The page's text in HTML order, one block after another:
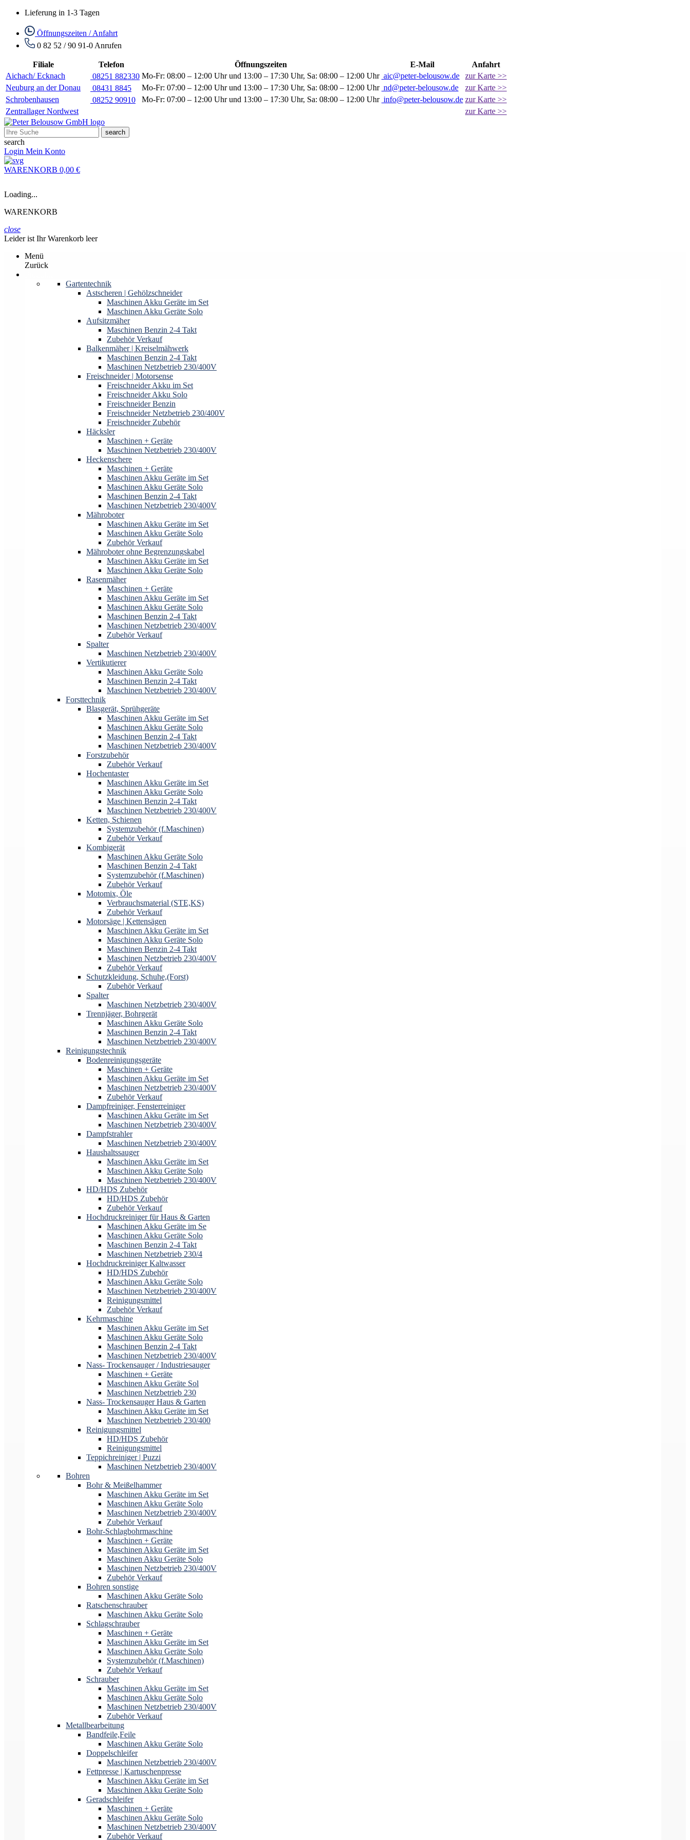
Lieferung in 1-3 Tagen
Öffnungszeiten / Anfahrt
0 82 52 / 90 91-0 Anrufen
Filiale Telefon Öffnungszeiten E-Mail
Anfahrt
Aichach/ Ecknach
08251 882330 Mo-Fr: 08:00 – 12:00 Uhr und 13:00 – 17:30 Uhr, Sa: 08:00 – 12:00 Uhr aic@peter-belousow.de
zur Karte >>
Neuburg an der Donau
08431 8845 Mo-Fr: 07:00 – 12:00 Uhr und 13:00 – 17:30 Uhr, Sa: 08:00 – 12:00 Uhr nd@peter-belousow.de
zur Karte >>
Schrobenhausen
08252 90910 Mo-Fr: 07:00 – 12:00 Uhr und 13:00 – 17:30 Uhr, Sa: 08:00 – 12:00 Uhr info@peter-belousow.de zur Karte >>
Zentrallager Nordwest
zur Karte >>
search
search
Login Mein Konto
WARENKORB 0,00 €
Loading...
WARENKORB
close
Leider ist Ihr Warenkorb leer
Menü
Zurück
Gartentechnik
Astscheren | Gehölzschneider
Maschinen Akku Geräte im Set
Maschinen Akku Geräte Solo
Aufsitzmäher
Maschinen Benzin 2-4 Takt
Zubehör Verkauf
Balkenmäher | Kreiselmähwerk
Maschinen Benzin 2-4 Takt
Maschinen Netzbetrieb 230/400V
Freischneider | Motorsense
Freischneider Akku im Set
Freischneider Akku Solo
Freischneider Benzin
Freischneider Netzbetrieb 230/400V
Freischneider Zubehör
Häcksler
Maschinen + Geräte
Maschinen Netzbetrieb 230/400V
Heckenschere
Maschinen + Geräte
Maschinen Akku Geräte im Set
Maschinen Akku Geräte Solo
Maschinen Benzin 2-4 Takt
Maschinen Netzbetrieb 230/400V
Mähroboter
Maschinen Akku Geräte im Set
Maschinen Akku Geräte Solo
Zubehör Verkauf
Mähroboter ohne Begrenzungskabel
Maschinen Akku Geräte im Set
Maschinen Akku Geräte Solo
Rasenmäher
Maschinen + Geräte
Maschinen Akku Geräte im Set
Maschinen Akku Geräte Solo
Maschinen Benzin 2-4 Takt
Maschinen Netzbetrieb 230/400V
Zubehör Verkauf
Spalter
Maschinen Netzbetrieb 230/400V
Vertikutierer
Maschinen Akku Geräte Solo
Maschinen Benzin 2-4 Takt
Maschinen Netzbetrieb 230/400V
Forsttechnik
Blasgerät, Sprühgeräte
Maschinen Akku Geräte im Set
Maschinen Akku Geräte Solo
Maschinen Benzin 2-4 Takt
Maschinen Netzbetrieb 230/400V
Forstzubehör
Zubehör Verkauf
Hochentaster
Maschinen Akku Geräte im Set
Maschinen Akku Geräte Solo
Maschinen Benzin 2-4 Takt
Maschinen Netzbetrieb 230/400V
Ketten, Schienen
Systemzubehör (f.Maschinen)
Zubehör Verkauf
Kombigerät
Maschinen Akku Geräte Solo
Maschinen Benzin 2-4 Takt
Systemzubehör (f.Maschinen)
Zubehör Verkauf
Motomix, Öle
Verbrauchsmaterial (STE,KS)
Zubehör Verkauf
Motorsäge | Kettensägen
Maschinen Akku Geräte im Set
Maschinen Akku Geräte Solo
Maschinen Benzin 2-4 Takt
Maschinen Netzbetrieb 230/400V
Zubehör Verkauf
Schutzkleidung, Schuhe,(Forst)
Zubehör Verkauf
Spalter
Maschinen Netzbetrieb 230/400V
Trennjäger, Bohrgerät
Maschinen Akku Geräte Solo
Maschinen Benzin 2-4 Takt
Maschinen Netzbetrieb 230/400V
Reinigungstechnik
Bodenreinigungsgeräte
Maschinen + Geräte
Maschinen Akku Geräte im Set
Maschinen Netzbetrieb 230/400V
Zubehör Verkauf
Dampfreiniger, Fensterreiniger
Maschinen Akku Geräte im Set
Maschinen Netzbetrieb 230/400V
Dampfstrahler
Maschinen Netzbetrieb 230/400V
Haushaltssauger
Maschinen Akku Geräte im Set
Maschinen Akku Geräte Solo
Maschinen Netzbetrieb 230/400V
HD/HDS Zubehör
HD/HDS Zubehör
Zubehör Verkauf
Hochdruckreiniger für Haus & Garten
Maschinen Akku Geräte im Se
Maschinen Akku Geräte Solo
Maschinen Benzin 2-4 Takt
Maschinen Netzbetrieb 230/4
Hochdruckreiniger Kaltwasser
HD/HDS Zubehör
Maschinen Akku Geräte Solo
Maschinen Netzbetrieb 230/400V
Reinigungsmittel
Zubehör Verkauf
Kehrmaschine
Maschinen Akku Geräte im Set
Maschinen Akku Geräte Solo
Maschinen Benzin 2-4 Takt
Maschinen Netzbetrieb 230/400V
Nass- Trockensauger / Industriesauger
Maschinen + Geräte
Maschinen Akku Geräte Sol
Maschinen Netzbetrieb 230
Nass- Trockensauger Haus & Garten
Maschinen Akku Geräte im Set
Maschinen Netzbetrieb 230/400
Reinigungsmittel
HD/HDS Zubehör
Reinigungsmittel
Teppichreiniger | Puzzi
Maschinen Netzbetrieb 230/400V
Bohren
Bohr & Meißelhammer
Maschinen Akku Geräte im Set
Maschinen Akku Geräte Solo
Maschinen Netzbetrieb 230/400V
Zubehör Verkauf
Bohr-Schlagbohrmaschine
Maschinen + Geräte
Maschinen Akku Geräte im Set
Maschinen Akku Geräte Solo
Maschinen Netzbetrieb 230/400V
Zubehör Verkauf
Bohren sonstige
Maschinen Akku Geräte Solo
Ratschenschrauber
Maschinen Akku Geräte Solo
Schlagschrauber
Maschinen + Geräte
Maschinen Akku Geräte im Set
Maschinen Akku Geräte Solo
Systemzubehör (f.Maschinen)
Zubehör Verkauf
Schrauber
Maschinen Akku Geräte im Set
Maschinen Akku Geräte Solo
Maschinen Netzbetrieb 230/400V
Zubehör Verkauf
Metallbearbeitung
Bandfeile,Feile
Maschinen Akku Geräte Solo
Doppelschleifer
Maschinen Netzbetrieb 230/400V
Fettpresse | Kartuschenpresse
Maschinen Akku Geräte im Set
Maschinen Akku Geräte Solo
Geradschleifer
Maschinen + Geräte
Maschinen Akku Geräte Solo
Maschinen Netzbetrieb 230/400V
Zubehör Verkauf